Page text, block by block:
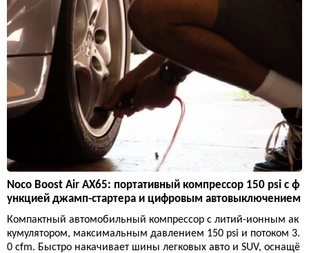
Noco Boost Air AX65: портативный компрессор 150 psi с ф
ункцией джамп-стартера и цифровым автовыключением
Компактный автомобильный компрессор с литий-ионным ак
кумулятором, максимальным давлением 150 psi и потоком 3.
0 cfm. Быстро накачивает шины легковых авто и SUV, оснащё